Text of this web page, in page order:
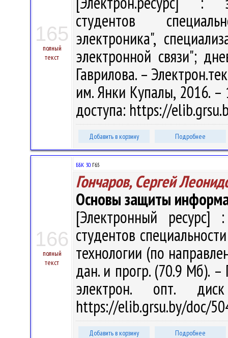
165
полный
текст
студентов
электроника",
электронной связи";
Гаврилова. –
им. Янки Купалы, 2016. –
доступа: https://
Добавить в корзину Подробнее
166
полный
текст
ББК 30.Г65
Гончаров, Сергей
Основы защиты
[Электронный ресурс]
студентов
технологии (по
дан. и прогр. (70.9 Мб).
электрон. опт.
https://elib.grsu.by/doc/
Добавить в корзину Подробнее